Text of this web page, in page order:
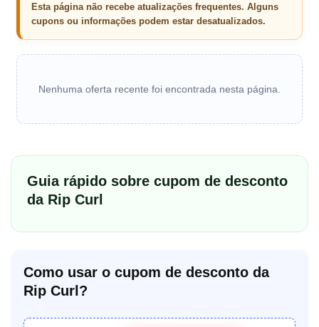
Esta página não recebe atualizações frequentes. Alguns
cupons ou informações podem estar desatualizados.
Nenhuma oferta recente foi encontrada nesta página.
Guia rápido sobre cupom de desconto
da Rip Curl
Como usar o cupom de desconto da
Rip Curl?